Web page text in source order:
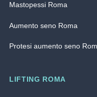
Mastopessi Roma
Aumento seno Roma
Protesi aumento seno
LIFTING ROMA